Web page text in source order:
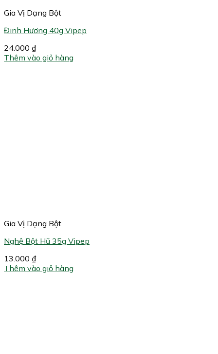
Gia Vị Dạng Bột
Đinh Hương 40g Vipep
24.000 ₫
Thêm vào giỏ hàng
Gia Vị Dạng Bột
Nghệ Bột Hũ 35g Vipep
13.000 ₫
Thêm vào giỏ hàng